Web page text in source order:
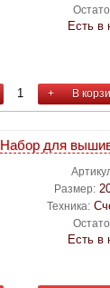
Есть в
+ В
Набор для
Размер:
Техника:
Есть в